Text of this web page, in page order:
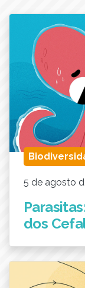
5 de agosto
dos